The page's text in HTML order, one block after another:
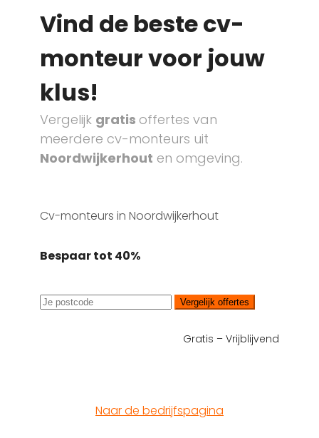
Vind de beste cv-
monteur voor jouw
klus!
Vergelijk gratis offertes van
meerdere cv-monteurs uit
Noordwijkerhout en omgeving.
Cv-monteurs in Noordwijkerhout
Bespaar tot 40%
Vergelijk offertes
Gratis – Vrijblijvend
Naar de bedrijfspagina